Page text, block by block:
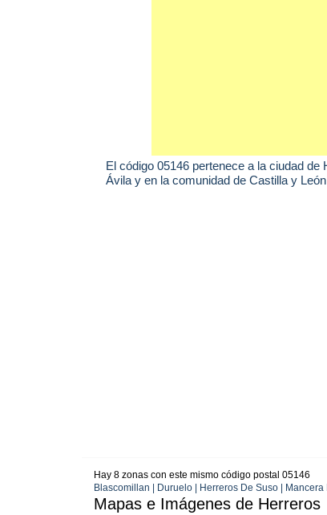
El código 05146 pertenece a la ciudad de
Ávila y en la comunidad de Castilla y León
Hay 8 zonas con este mismo código postal 05146
Blascomillan | Duruelo | Herreros De Suso |
Mapas e Imágenes de Herreros